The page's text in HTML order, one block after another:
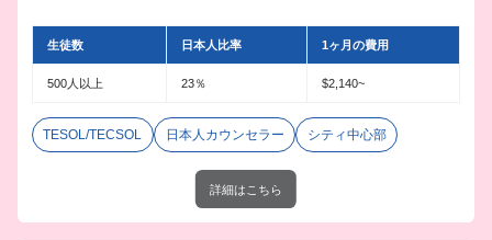
生徒数 日本人比率 1ヶ月の費用
500人以上 23％ $2,140~
TESOL/TECSOL 日本人カウンセラー シティ中心部
詳細はこちら